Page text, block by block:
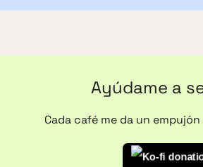
Ayúdame a
Cada café me da un